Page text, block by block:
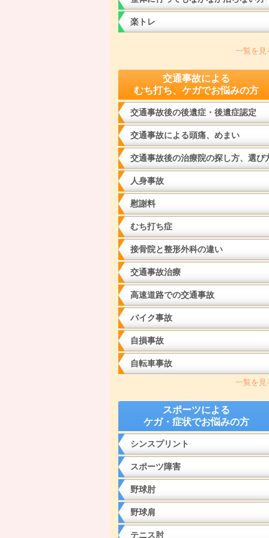
楽トレ
一覧を見
交通事故による
むち打ち、ケガでお悩みの方
交通事故後の後遺症・後遺症認定
交通事故による頭痛、めまい
交通事故後の治療院の探し方、選び
人身事故
慰謝料
むち打ち症
接骨院と整形外科の違い
交通事故治療
高速道路での交通事故
バイク事故
自損事故
自転車事故
一覧を見
スポーツによる
ケガ・症状でお悩みの方
シンスプリント
スポーツ障害
野球肘
野球肩
テニス肘